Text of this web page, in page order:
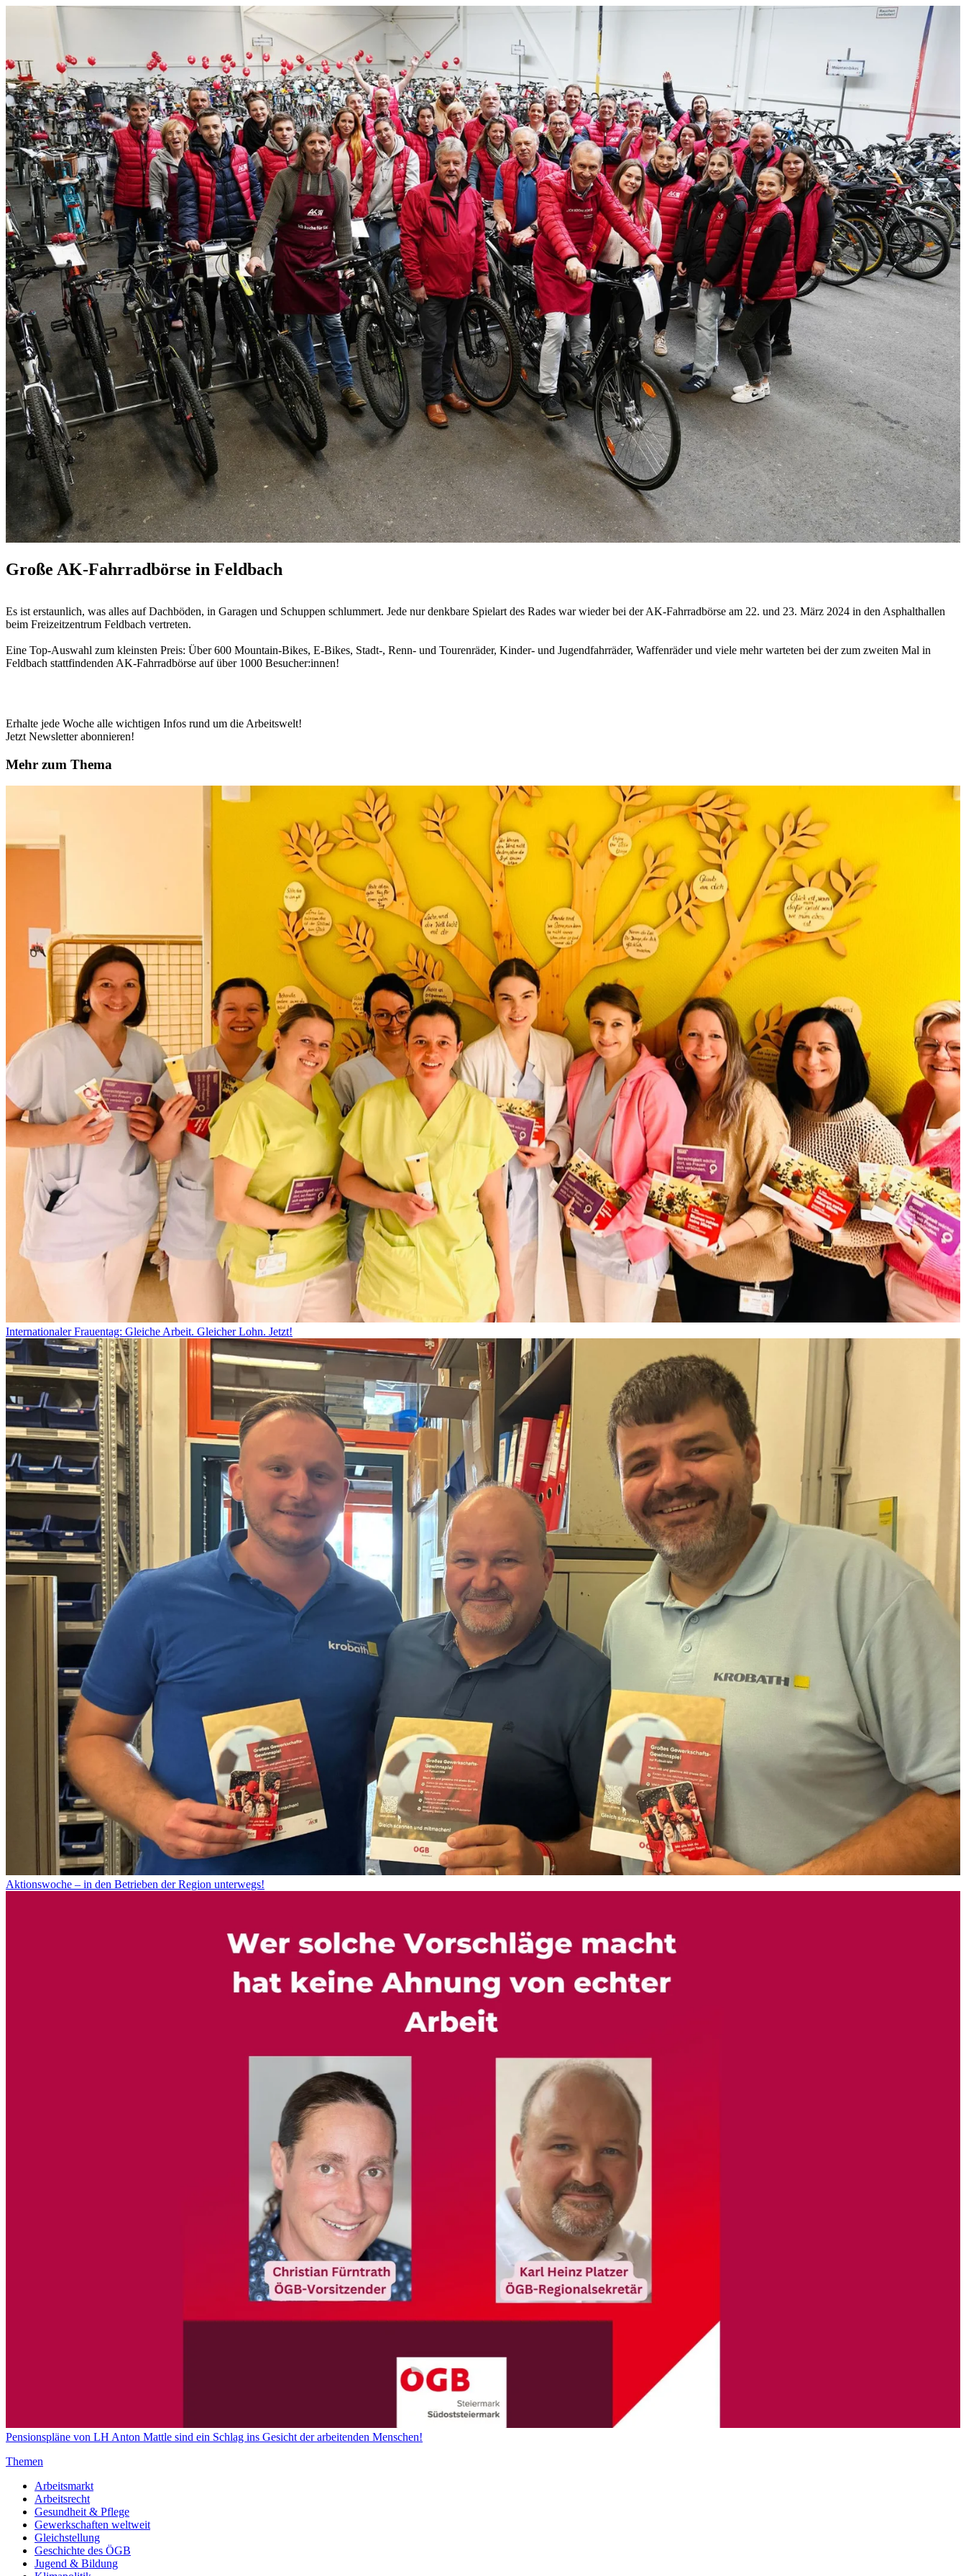
Große AK-Fahrradbörse in Feldbach
Es ist erstaunlich, was alles auf Dachböden, in Garagen und Schuppen schlummert. Jede nur denkbare Spielart des Rades war wieder bei der AK-Fahrradbörse am 22. und 23. März 2024 in den Asphalthallen
beim Freizeitzentrum Feldbach vertreten.
Eine Top-Auswahl zum kleinsten Preis: Über 600 Mountain-Bikes, E-Bikes, Stadt-, Renn- und Tourenräder, Kinder- und Jugendfahrräder, Waffenräder und viele mehr warteten bei der zum zweiten Mal in
Feldbach stattfindenden AK-Fahrradbörse auf über 1000 Besucher:innen!
Erhalte jede Woche alle wichtigen Infos rund um die Arbeitswelt!
Jetzt Newsletter abonnieren!
Mehr zum Thema
Internationaler Frauentag: Gleiche Arbeit. Gleicher Lohn. Jetzt!
Aktionswoche – in den Betrieben der Region unterwegs!
Pensionspläne von LH Anton Mattle sind ein Schlag ins Gesicht der arbeitenden Menschen!
Themen
Arbeitsmarkt
Arbeitsrecht
Gesundheit & Pflege
Gewerkschaften weltweit
Gleichstellung
Geschichte des ÖGB
Jugend & Bildung